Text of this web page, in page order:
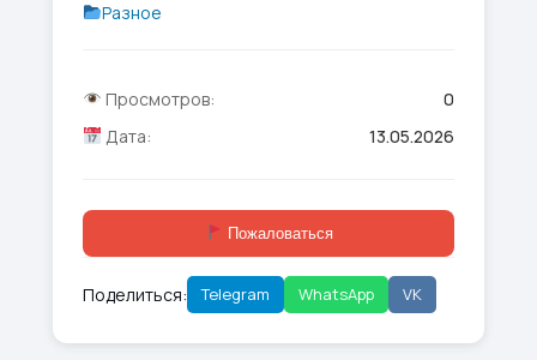
Разное
Просмотров:
0
Дата:
13.05.2026
Пожаловаться
Поделиться: Telegram WhatsApp VK